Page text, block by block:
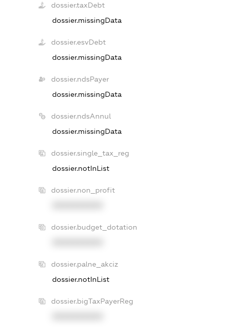
dossier.taxDebt
dossier.missingData
dossier.esvDebt
dossier.missingData
dossier.ndsPayer
dossier.missingData
dossier.ndsAnnul
dossier.missingData
dossier.single_tax_reg
dossier.notInList
dossier.non_profit
dossier.budget_dotation
dossier.palne_akciz
dossier.notInList
dossier.bigTaxPayerReg